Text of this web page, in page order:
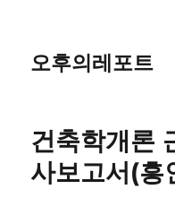
오후의레포트
건축학개론
사보고서(흥